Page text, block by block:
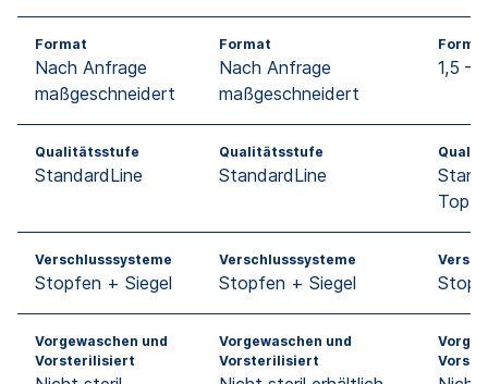
Format
Nach Anfrage
maßgeschneidert
Format
Nach Anfrage
maßgeschneidert
1,5 –
Qualitätsstufe
StandardLine
Qualitätsstufe
StandardLine
Verschlusssysteme
Stopfen + Siegel
Verschlusssysteme
Stopfen + Siegel
Vorgewaschen und
Vorsterilisiert
Vorgewaschen und
Vorsterilisiert